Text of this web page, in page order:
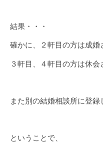
結果・・・
確かに、２軒目の方は成婚
３軒目、４軒目の方は休会
また別の結婚相談所に登
ということで、